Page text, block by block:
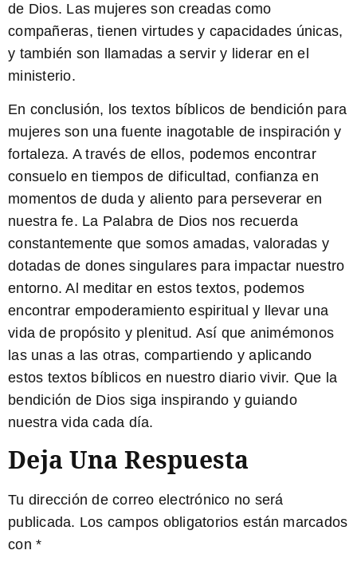
de Dios. Las mujeres son creadas como
compañeras, tienen virtudes y capacidades únicas,
y también son llamadas a servir y liderar en el
ministerio.
En conclusión, los textos bíblicos de bendición para
mujeresson una fuente inagotable de inspiración y
fortaleza. A través de ellos, podemos encontrar
consuelo en tiempos de dificultad, confianza en
momentos de duda y aliento para perseverar en
nuestra fe. La Palabra de Dios nos recuerda
constantemente que somos amadas, valoradas y
dotadas de dones singulares para impactar nuestro
entorno. Al meditar en estos textos, podemos
encontrar empoderamiento espiritual y llevar una
vida de propósito y plenitud. Así que animémonos
las unas a las otras, compartiendo y aplicando
estos textos bíblicos en nuestro diario vivir. Que la
bendición de Dios siga inspirando y guiando
nuestra vida cada día.
Deja Una Respuesta
Tu dirección de correo electrónico no será
publicada. Los campos obligatorios están marcados
con *